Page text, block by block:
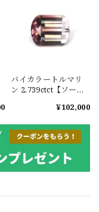
バイカラートルマリ
ン 2.739ctct【ソーテ
¥102,000